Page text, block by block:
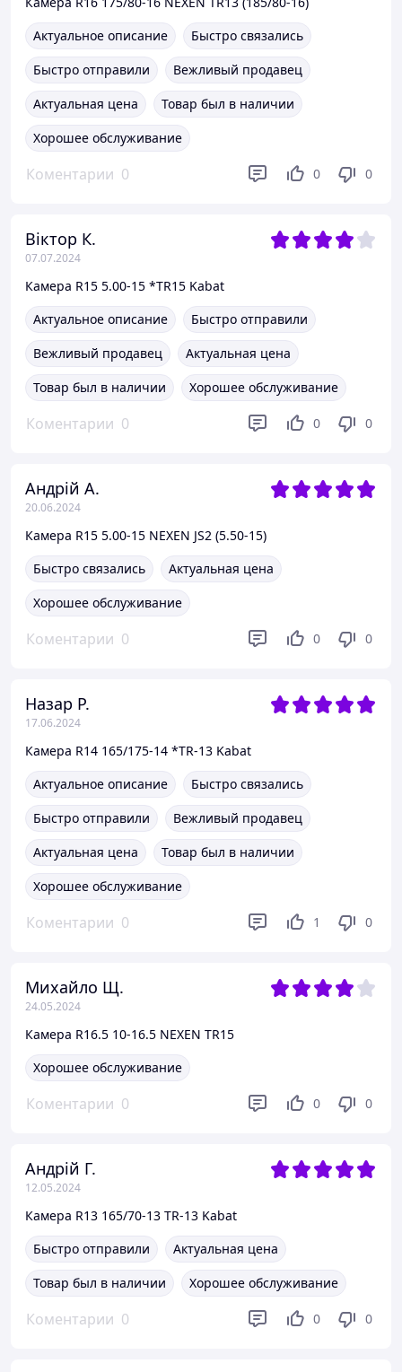
Актуальное описание
Быстро связались
Быстро отправили
Вежливый продавец
Актуальная цена
Товар был в наличии
Хорошее обслуживание
Коментарии 0 0 0
Віктор К.
07.07.2024
Камера R15 5.00-15 *TR15 Kabat
Актуальное описание
Быстро отправили
Вежливый продавец
Актуальная цена
Товар был в наличии
Хорошее обслуживание
Коментарии 0 0 0
Андрій А.
20.06.2024
Камера R15 5.00-15 NEXEN JS2 (5.50-15)
Быстро связались
Актуальная цена
Хорошее обслуживание
Коментарии 0 0 0
Назар Р.
17.06.2024
Камера R14 165/175-14 *TR-13 Kabat
Актуальное описание
Быстро связались
Быстро отправили
Вежливый продавец
Актуальная цена
Товар был в наличии
Хорошее обслуживание
Коментарии 0 1 0
Михайло Щ.
24.05.2024
Камера R16.5 10-16.5 NEXEN TR15
Хорошее обслуживание
Коментарии 0 0 0
Андрій Г.
12.05.2024
Камера R13 165/70-13 TR-13 Kabat
Быстро отправили
Актуальная цена
Товар был в наличии
Хорошее обслуживание
Коментарии 0 0 0